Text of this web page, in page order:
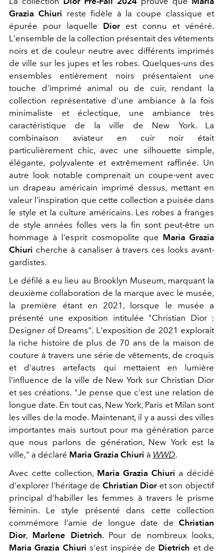
Grazia Chiuri reste fidèle à la coupe classique et
épurée pour laquelle Diorest connu et vénéré.
L'ensemble de la collection présentait des vêtements
noirs et de couleur neutre avec différents imprimés
de ville sur les jupes et les robes. Quelques-uns des
ensembles entièrement noirs présentaient une
touche d'imprimé animal ou de cuir, rendant la
collection représentative d'une ambiance à la fois
minimaliste et éclectique, une ambiance très
caractéristique de la ville de New York. La
combinaison aviateur en cuir noir était
particulièrement chic, avec une silhouette simple,
élégante, polyvalente et extrêmement raffinée. Un
autre look notable comprenait un coupe-vent avec
un drapeau américain imprimé dessus, mettant en
valeur l'inspiration que cette collection a puisée dans
le style et la culture américains. Les robes à franges
de style années folles vers la fin sont peut-être un
hommage à l'esprit cosmopolite que Maria Grazia
Chiuri cherche à canaliser à travers ces looks avant-
gardistes.
Le défilé a eu lieu au Brooklyn Museum, marquant la
deuxième collaboration de la marque avec le musée,
la première étant en 2021, lorsque le musée a
présenté une exposition intitulée "Christian Dior :
Designer of Dreams". L'exposition de 2021 explorait
la riche histoire de plus de 70 ans de la maison de
couture à travers une série de vêtements, de croquis
et d'autres artefacts qui mettaient en lumière
l'influence de la ville de New York sur Christian Dior
et ses créations. "Je pense que c'est une relation de
longue date. En tout cas, New York, Paris et Milan sont
les villes de la mode. Maintenant, il y a aussi des villes
importantes mais surtout pour ma génération parce
que nous parlons de génération, New York est la
ville," a déclaré Maria Grazia Chiuri à WWD.
Avec cette collection, Maria Grazia Chiuri a décidé
d'explorer l'héritage de Christian Dioret son objectif
principal d'habiller les femmes à travers le prisme
féminin. Le style présenté dans cette collection
commémore l'amie de longue date de Christian
Dior, Marlene Dietrich. Pour de nombreux looks,
Maria Grazia Chiuri s'est inspirée de Dietrich et de